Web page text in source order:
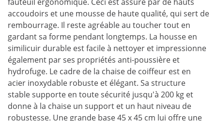
accoudoirs et une mousse de haute qualité, qui sert de
rembourrage. Il reste agréable au toucher tout en
gardant sa forme pendant longtemps. La housse en
similicuir durable est facile à nettoyer et impressionne
également par ses propriétés anti-poussière et
hydrofuge. Le cadre de la chaise de coiffeur est en
acier inoxydable robuste et élégant. Sa structure
stable supporte en toute sécurité jusqu'à 200 kg et
donne à la chaise un support et un haut niveau de
robustesse. Une grande base 45 x 45 cm lui offre une